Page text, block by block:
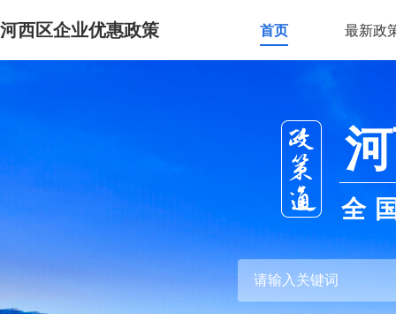
河西区企业优惠政策 首页 最新政
全